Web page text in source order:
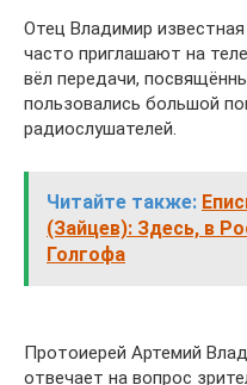
Отец Владимир
часто приглашают на
вёл передачи,
пользовались большой
радиослушателей.
Читайте также:
(Зайцев): Здесь, в
Голгофа
Протоиерей Артемий
отвечает на вопрос